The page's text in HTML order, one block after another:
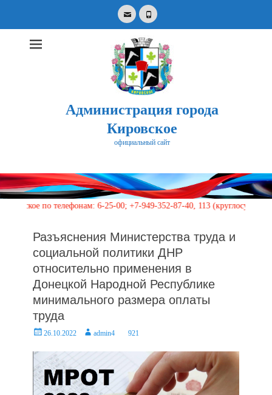
EmailPhone
Администрация города
Кировское
официальный сайт
for:
по телефонам: 6-25-00; +7-949-352-87-40, 113 (круглосуточно)
Разъяснения Министерства труда и
социальной политики ДНР
относительно применения в
Донецкой Народной Республике
минимального размера оплаты
труда
Posted26.10.2022 Authoradmin4 921